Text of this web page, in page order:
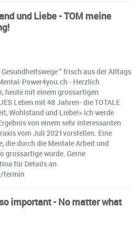
und Liebe - TOM meine
" frisch aus der Alltags
Power4you.ch - Herzlich
heute mit einem grossartigen
Leben mit 48 Jahren- die TOTALE
Wohlstand und Liebe!» Ich werde
von einem sehr interessanten
vom Juli 2021vorstellen. Eine
die durch die Mentale Arbeit und
grossartige wurde. Gerne
für Details an
termin
important - No matter what